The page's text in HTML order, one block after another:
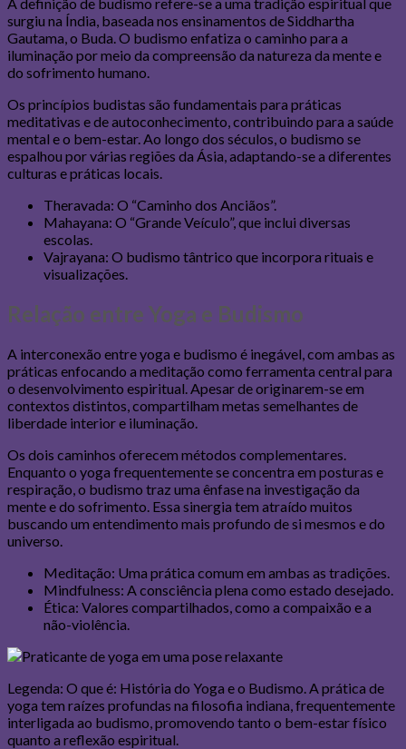
surgiu na Índia, baseada nos ensinamentos de Siddhartha
Gautama, o Buda. O budismo enfatiza o caminho para a
iluminação por meio da compreensão da natureza da mente e
do sofrimento humano.
Os princípios budistas são fundamentais para práticas
meditativas e de autoconhecimento, contribuindo para a saúde
mental e o bem-estar. Ao longo dos séculos, o budismo se
espalhou por várias regiões da Ásia, adaptando-se a diferentes
culturas e práticas locais.
Theravada: O “Caminho dos Anciãos”.
Mahayana: O “Grande Veículo”, que inclui diversas
escolas.
Vajrayana: O budismo tântrico que incorpora rituais e
visualizações.
Relação entre Yoga e Budismo
A interconexão entre yoga e budismo é inegável, com ambas as
práticas enfocando a meditação como ferramenta central para
o desenvolvimento espiritual. Apesar de originarem-se em
contextos distintos, compartilham metas semelhantes de
liberdade interior e iluminação.
Os dois caminhos oferecem métodos complementares.
Enquanto o yoga frequentemente se concentra em posturas e
respiração, o budismo traz uma ênfase na investigação da
mente e do sofrimento. Essa sinergia tem atraído muitos
buscando um entendimento mais profundo de si mesmos e do
universo.
Meditação: Uma prática comum em ambas as tradições.
Mindfulness: A consciência plena como estado desejado.
Ética: Valores compartilhados, como a compaixão e a
não-violência.
Legenda: O que é: História do Yoga e o Budismo. A prática de
yoga tem raízes profundas na filosofia indiana, frequentemente
interligada ao budismo, promovendo tanto o bem-estar físico
quanto a reflexão espiritual.